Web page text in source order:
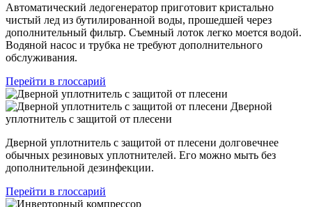
Автоматический ледогенератор приготовит кристально
чистый лед из бутилированной воды, прошедшей через
дополнительный фильтр. Съемный лоток легко моется водой.
Водяной насос и трубка не требуют дополнительного
обслуживания.
Перейти в глоссарий
Дверной
уплотнитель с защитой от плесени
Дверной уплотнитель с защитой от плесени долговечнее
обычных резиновых уплотнителей. Его можно мыть без
дополнительной дезинфекции.
Перейти в глоссарий